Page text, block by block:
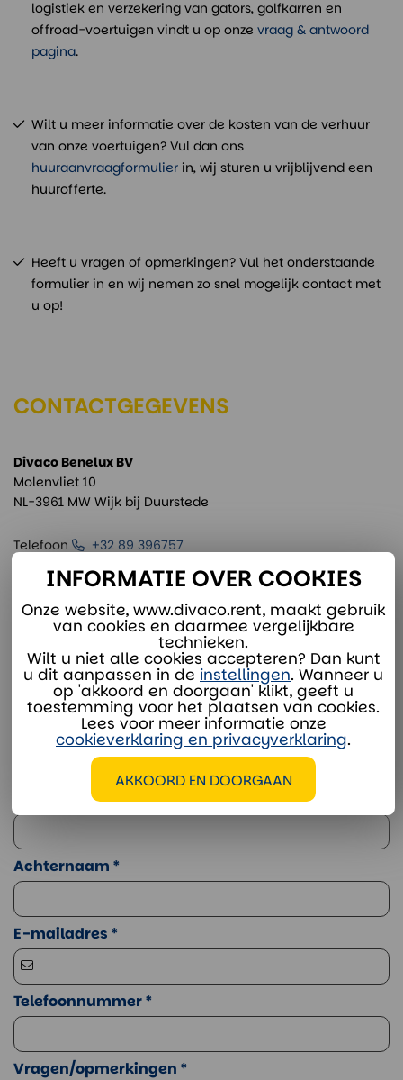
logistiek en verzekering van gators, golfkarren en
offroad-voertuigen vindt u op onze vraag & antwoord
pagina.
Wilt u meer informatie over de kosten van de verhuur
van onze voertuigen? Vul dan ons
huuraanvraagformulier in, wij sturen u vrijblijvend een
huurofferte.
Heeft u vragen of opmerkingen? Vul het onderstaande
formulier in en wij nemen zo snel mogelijk contact met
u op!
CONTACTGEGEVENS
Divaco Benelux BV
Molenvliet 10
NL-3961 MW Wijk bij Duurstede
Telefoon
+32 89 396757
E-mail
verhuur@divaco.com
Whatsapp
Kvk-nummer: 301 384 35
Btw-nummer: NL 8056 21 556 B01
Bedrijfsnaam
Voornaam *
Achternaam *
E-mailadres *
Telefoonnummer *
Vragen/opmerkingen *
INFORMATIE OVER COOKIES
Onze website, www.divaco.rent, maakt gebruik
van cookies en daarmee vergelijkbare
technieken.
Wilt u niet alle cookies accepteren? Dan kunt
u dit aanpassen in de instellingen. Wanneer u
op 'akkoord en doorgaan' klikt, geeft u
toestemming voor het plaatsen van cookies.
Lees voor meer informatie onze
cookieverklaring en privacyverklaring.
AKKOORD EN DOORGAAN